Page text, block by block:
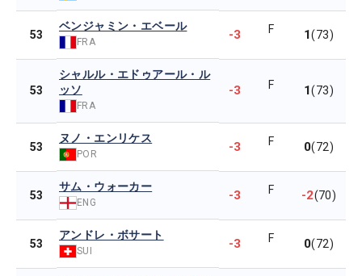
53
ベンジャミン・エベール
FRA -3 F 1(73)
53
シャルル・エドゥアール・ル
ッソ
FRA
-3 F 1(73)
53
ヌノ・エンリケス
POR -3 F 0(72)
53
サム・ウォーカー
ENG -3 F -2(70)
53
アンドレ・ボサート
SUI -3 F 0(72)